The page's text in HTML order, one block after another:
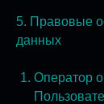
5. Правовые
данных
Оператор